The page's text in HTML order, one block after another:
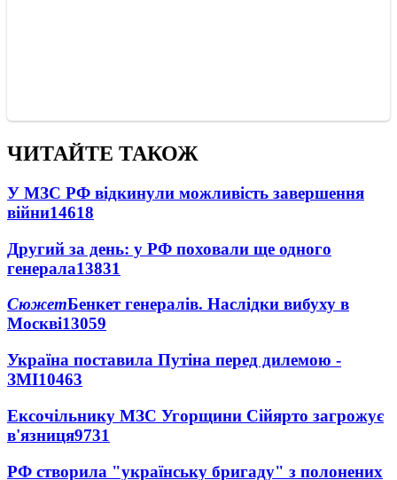
ЧИТАЙТЕ ТАКОЖ
У МЗС РФ відкинули можливість завершення
війни14618
Другий за день: у РФ поховали ще одного
генерала13831
СюжетБенкет генералів. Наслідки вибуху в
Москві13059
Україна поставила Путіна перед дилемою -
ЗМІ10463
Ексочільнику МЗС Угорщини Сійярто загрожує
в'язниця9731
РФ створила "українську бригаду" з полонених